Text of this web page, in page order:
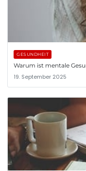
GESUNDHEIT
Warum ist mentale
19. September 2025